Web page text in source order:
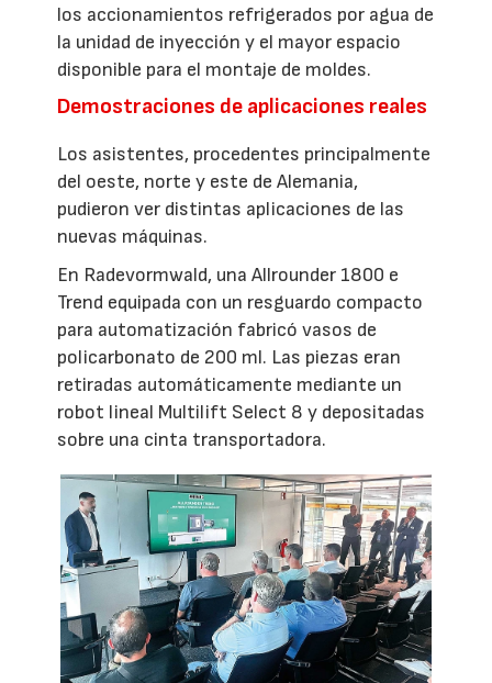
los accionamientos refrigerados por agua de
la unidad de inyección y el mayor espacio
disponible para el montaje de moldes.
Demostraciones de aplicaciones reales
Los asistentes, procedentes principalmente
del oeste, norte y este de Alemania,
pudieron ver distintas aplicaciones de las
nuevas máquinas.
En Radevormwald, una Allrounder 1800 e
Trend equipada con un resguardo compacto
para automatización fabricó vasos de
policarbonato de 200 ml. Las piezas eran
retiradas automáticamente mediante un
robot lineal Multilift Select 8 y depositadas
sobre una cinta transportadora.